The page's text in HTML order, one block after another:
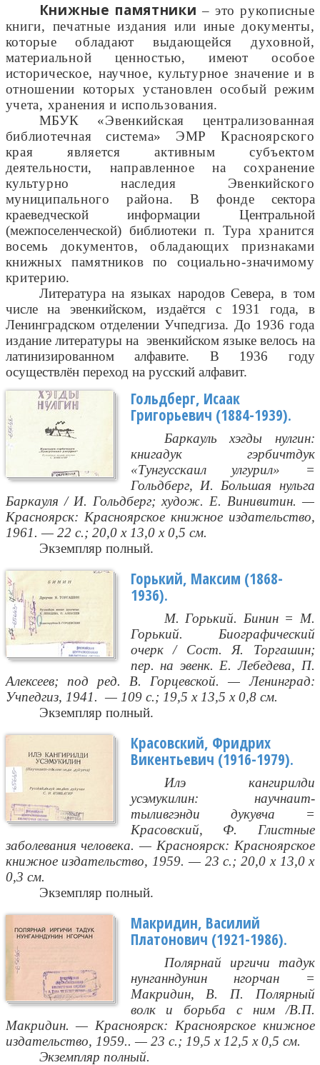
Книжные памятники – это рукописные
книги, печатные издания или иные документы,
которые обладают выдающейся духовной,
материальной ценностью, имеют особое
историческое, научное, культурное значение и в
отношении которых установлен особый режим
учета, хранения и использования.
МБУК «Эвенкийская централизованная
библиотечная система» ЭМР Красноярского
края является активным субъектом
деятельности, направленное на сохранение
культурно наследия Эвенкийского
муниципального района. В фонде сектора
краеведческой информации Центральной
(межпоселенческой) библиотеки п. Тура хранится
восемь документов, обладающих признаками
книжных памятников по социально-значимому
критерию.
Литература на языках народов Севера, в том
числе на эвенкийском, издаётся с 1931 года, в
Ленинградском отделении Учпедгиза. До 1936 года
издание литературы на эвенкийском языке велось на
латинизированном алфавите. В 1936 году
осуществлён переход на русский алфавит.
Гольдберг, Исаак
Григорьевич (1884-1939).
Баркауль хэгды нулгин:
книгадук гэрбичтдук
«Тунгусскаил улгурил» =
Гольдберг, И. Большая нульга
Баркауля / И. Гольдберг; худож. Е. Винивитин. —
Красноярск: Красноярское книжное издательство,
1961. — 22 с.; 20,0 х 13,0 х 0,5 см.
Экземпляр полный.
Горький, Максим (1868-
1936).
М. Горький. Бинин = М.
Горький. Биографический
очерк / Сост. Я. Торгашин;
пер. на эвенк. Е. Лебедева, П.
Алексеев; под ред. В. Горцевской. — Ленинград:
Учпедгиз, 1941. — 109 с.; 19,5 х 13,5 х 0,8 см.
Экземпляр полный.
Красовский, Фридрих
Викентьевич (1916-1979).
Илэ кангирилди
усэмукилин: научнаит-
тыливгэнди дукувча =
Красовский, Ф. Глистные
заболевания человека. — Красноярск: Красноярское
книжное издательство, 1959. — 23 с.; 20,0 х 13,0 х
0,3 см.
Экземпляр полный.
Макридин, Василий
Платонович (1921-1986).
Полярнай иргичи тадук
нунганндунин нгорчан =
Макридин, В. П. Полярный
волк и борьба с ним /В.П.
Макридин. — Красноярск: Красноярское книжное
издательство, 1959.. — 23 с.; 19,5 х 12,5 х 0,5 см.
Экземпляр полный.